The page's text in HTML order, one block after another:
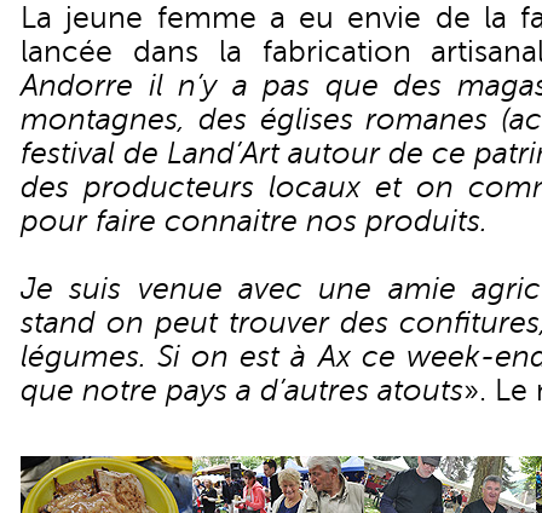
La jeune femme a eu envie de la
lancée dans la fabrication
Andorre il n’y a pas que des
montagnes, des églises romanes
festival de Land’Art autour de ce
des producteurs locaux et on
pour faire connaitre nos produits.
Je suis venue avec une amie
stand on peut trouver des
légumes. Si on est à Ax ce week-
que notre pays a d’autres atouts». Le